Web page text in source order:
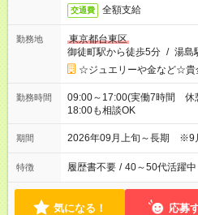
交通費 全額支給
勤務地
東京都台東区
御徒町駅から徒歩5分 / 湯島
☆ジュエリーや金など☆貴
勤務時間
09:00～17:00(実働7時間 休
18:00も相談OK
期間 2026年09月上旬～長期 ※9
特徴 履歴書不要 / 40～50代活躍中
気になる！ 応募